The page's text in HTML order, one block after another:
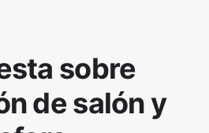
sobre
de salón y